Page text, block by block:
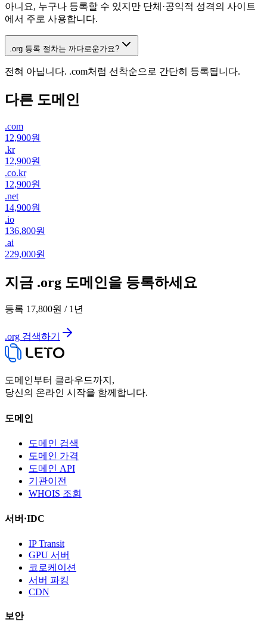
아니요, 누구나 등록할 수 있지만 단체·공익적 성격의 사이트
에서 주로 사용합니다.
.org 등록 절차는 까다로운가요?
전혀 아닙니다. .com처럼 선착순으로 간단히 등록됩니다.
다른 도메인
.com
12,900원
.kr
12,900원
.co.kr
12,900원
.net
14,900원
.io
136,800원
.ai
229,000원
지금 .org 도메인을 등록하세요
등록 17,800원 / 1년
.org 검색하기
도메인부터 클라우드까지,
당신의 온라인 시작을 함께합니다.
도메인
도메인 검색
도메인 가격
도메인 API
기관이전
WHOIS 조회
서버·IDC
IP Transit
GPU 서버
코로케이션
서버 파킹
CDN
보안